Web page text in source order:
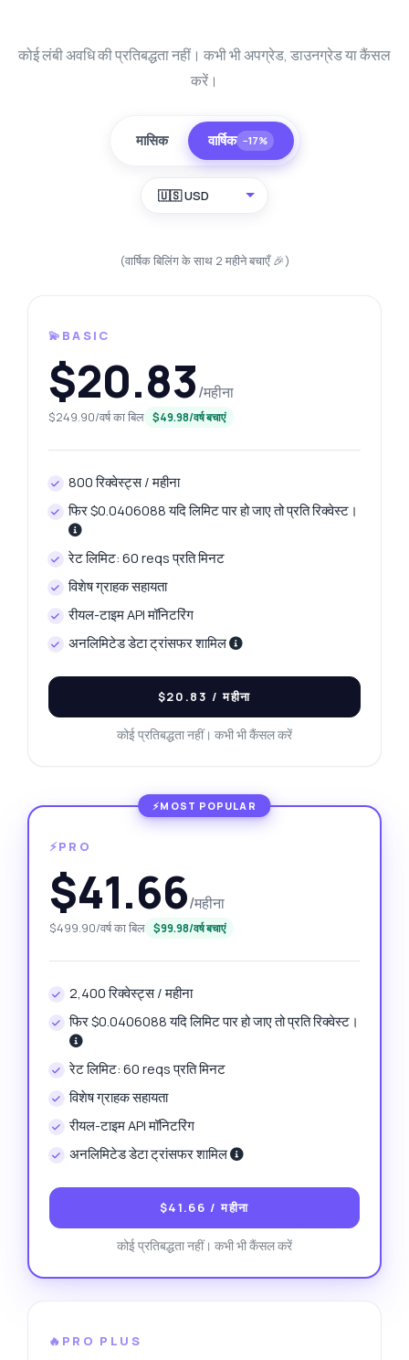
कोई लंबी अवधि की प्रतिबद्धता नहीं। कभी भी अपग्रेड, डाउनग्रेड या कैंसल
करें।
मासिक वार्षिक −17%
🇺🇸 USD
(वार्षिक बिलिंग के साथ 2 महीने बचाएँ 🎉)
💫BASIC
$20.83/महीना
$249.90/वर्ष का बिल $49.98/वर्ष बचाएं
800 रिक्वेस्ट्स / महीना
फिर $0.0406088 यदि लिमिट पार हो जाए तो प्रति रिक्वेस्ट।
रेट लिमिट: 60 reqs प्रति मिनट
विशेष ग्राहक सहायता
रीयल-टाइम API मॉनिटरिंग
अनलिमिटेड डेटा ट्रांसफर शामिल
$20.83 / महीना
कोई प्रतिबद्धता नहीं। कभी भी कैंसल करें
⚡PRO
$41.66/महीना
$499.90/वर्ष का बिल $99.98/वर्ष बचाएं
2,400 रिक्वेस्ट्स / महीना
फिर $0.0406088 यदि लिमिट पार हो जाए तो प्रति रिक्वेस्ट।
रेट लिमिट: 60 reqs प्रति मिनट
विशेष ग्राहक सहायता
रीयल-टाइम API मॉनिटरिंग
अनलिमिटेड डेटा ट्रांसफर शामिल
$41.66 / महीना
कोई प्रतिबद्धता नहीं। कभी भी कैंसल करें
🔥PRO PLUS